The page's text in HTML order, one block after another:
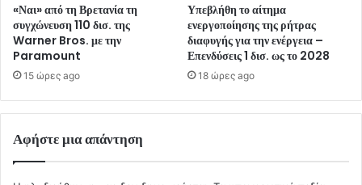
«Ναι» από τη Βρετανία τη
συγχώνευση 110 δισ. της
Warner Bros. με την
Paramount
15 ώρες ago
Υπεβλήθη το αίτημα
ενεργοποίησης της ρήτρας
διαφυγής για την ενέργεια –
Επενδύσεις 1 δισ. ως το 2028
18 ώρες ago
Αφήστε μια απάντηση